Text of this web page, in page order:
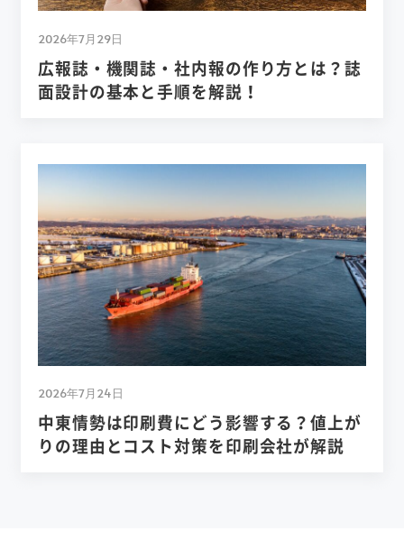
2026年7月29日
広報誌・機関誌・社内報の作り方とは？誌
面設計の基本と手順を解説！
2026年7月24日
中東情勢は印刷費にどう影響する？値上が
りの理由とコスト対策を印刷会社が解説